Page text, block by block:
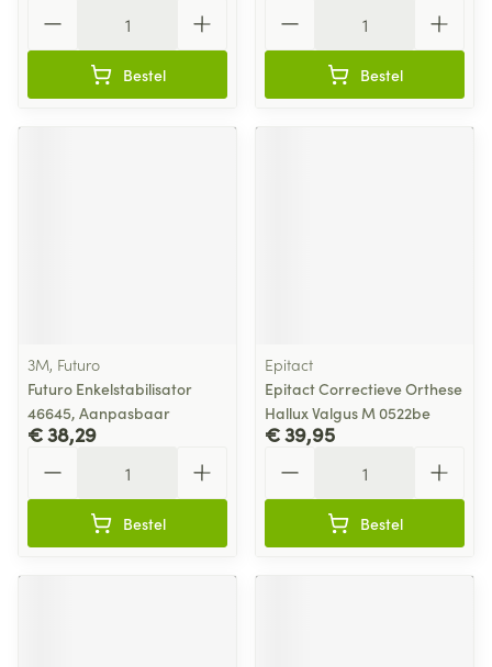
Bestel Bestel
3M, Futuro
Futuro Enkelstabilisator
46645, Aanpasbaar
€ 38,29
Bestel
Epitact
Epitact Correctieve Orthese
Hallux Valgus M 0522be
€ 39,95
Bestel